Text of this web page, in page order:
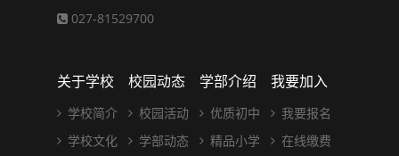
027-81529700
关于学校
学校简介
学校文化
校园动态
校园活动
学部动态
学部介绍
优质初中
精品小学
我要加入
我要报名
在线缴费